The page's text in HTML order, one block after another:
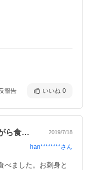
報告 いいね 0
届いてすぐ、少しずつ解凍しながら食べま… 2019/7/18
han********さん
べました。お刺身と